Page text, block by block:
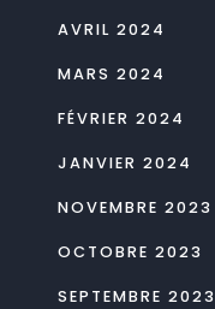
AVRIL 2024
MARS 2024
FÉVRIER 2024
JANVIER 2024
NOVEMBRE 2023
OCTOBRE 2023
SEPTEMBRE 2023